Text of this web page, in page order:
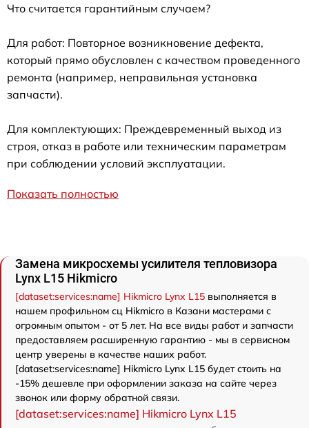
Что считается гарантийным случаем?
Для работ: Повторное возникновение дефекта,
который прямо обусловлен с качеством проведенного
ремонта (например, неправильная установка
запчасти).
Для комплектующих: Преждевременный выход из
строя, отказ в работе или техническим параметрам
при соблюдении условий эксплуатации.
Показать полностью
Замена микросхемы усилителя тепловизора
Lynx L15 Hikmicro
[dataset:services:name] Hikmicro Lynx L15 выполняется в
нашем профильном сц Hikmicro в Казани мастерами с
огромным опытом - от 5 лет. На все виды работ и запчасти
предоставляем расширенную гарантию - мы в сервисном
центр уверены в качестве наших работ.
[dataset:services:name] Hikmicro Lynx L15 будет стоить на
-15% дешевле при оформлении заказа на сайте через
звонок или форму обратной связи.
[dataset:services:name] Hikmicro Lynx L15